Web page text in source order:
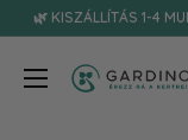
Tovább🌿 KISZÁLLÍTÁS 1-4
Gardino